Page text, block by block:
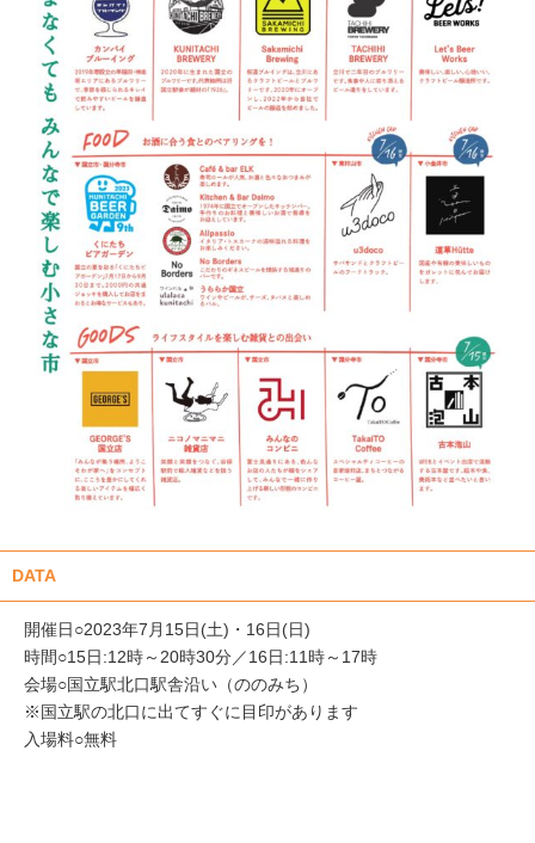
DATA
開催日○2023年7月15日(土)・16日(日)
時間○15日:12時～20時30分／16日:11時～17時
会場○国立駅北口駅舎沿い（ののみち）
※国立駅の北口に出てすぐに目印があります
入場料○無料